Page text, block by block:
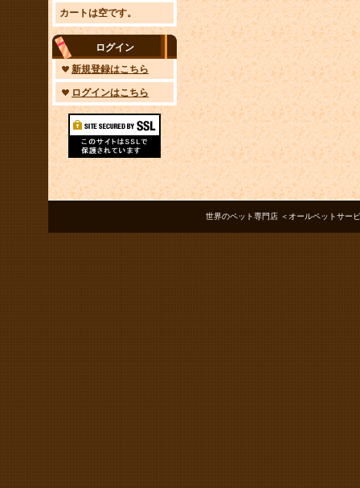
カートは空です。
ログイン
新規登録はこちら
ログインはこちら
世界のペット専門店 ＜オールペットサー